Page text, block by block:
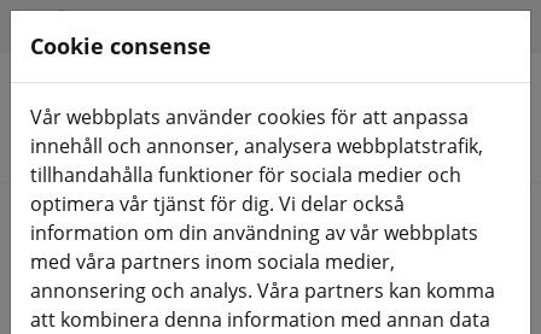
Sök produkter
Home Komponenter FC, ESC, AIO och staplar
Cookie consense
Vår webbplats använder cookies för att anpassa
innehåll och annonser, analysera webbplatstrafik,
tillhandahålla funktioner för sociala medier och
optimera vår tjänst för dig. Vi delar också
information om din användning av vår webbplats
med våra partners inom sociala medier,
annonsering och analys. Våra partners kan komma
att kombinera denna information med annan data